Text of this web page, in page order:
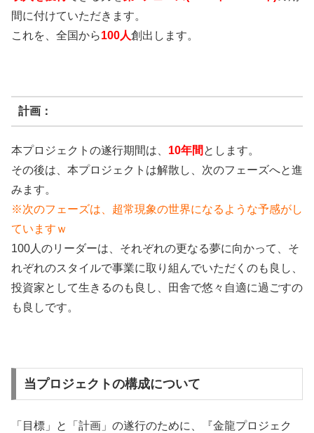
間に付けていただきます。
これを、全国から100人創出します。
計画：
本プロジェクトの遂行期間は、 10年間 とします。
その後は、本プロジェクトは解散し、次のフェーズへと進
みます。
※次のフェーズは、超常現象の世界になるような予感がし
ていますｗ
100人のリーダーは、それぞれの更なる夢に向かって、そ
れぞれのスタイルで事業に取り組んでいただくのも良し、
投資家として生きるのも良し、田舎で悠々自適に過ごすの
も良しです。
当プロジェクトの構成について
「目標」と「計画」の遂行のために、『金龍プロジェク